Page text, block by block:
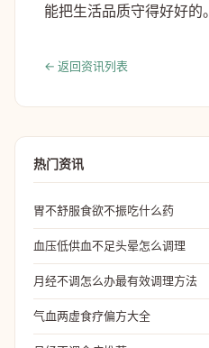
能把生活品质守得好好的。
← 返回资讯列表
热门资讯
胃不舒服食欲不振吃什么药
血压低供血不足头晕怎么调理
月经不调怎么办最有效调理方法
气血两虚食疗偏方大全